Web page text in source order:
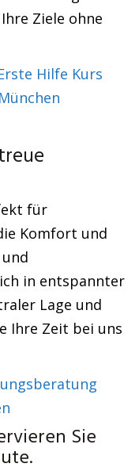
Ziele ohne
Hilfe Kurs
für
Komfort und
in entspannter
Lage und
Ihre Zeit bei uns
Sie